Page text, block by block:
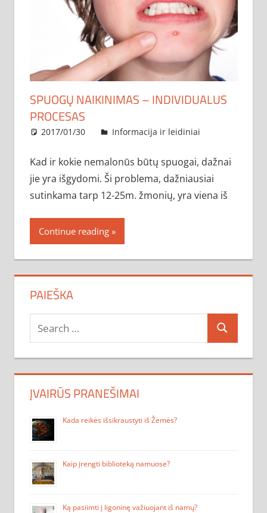
SPUOGŲ NAIKINIMAS – INDIVIDUALUS
PROCESAS
2017/01/30 administratorius
Informacija ir leidiniai
Kad ir kokie nemalonūs būtų spuogai, dažnai
jie yra išgydomi. Ši problema, dažniausiai
sutinkama tarp 12-25m. žmonių, yra viena iš
Continue reading
PAIEŠKA
Search
for:
Search
ĮVAIRŪS PRANEŠIMAI
Kada reikės išsikraustyti iš Žemės?
Kaip įrengti biblioteką namuose?
Ką pasiimti į ligoninę važiuojant iš namų?